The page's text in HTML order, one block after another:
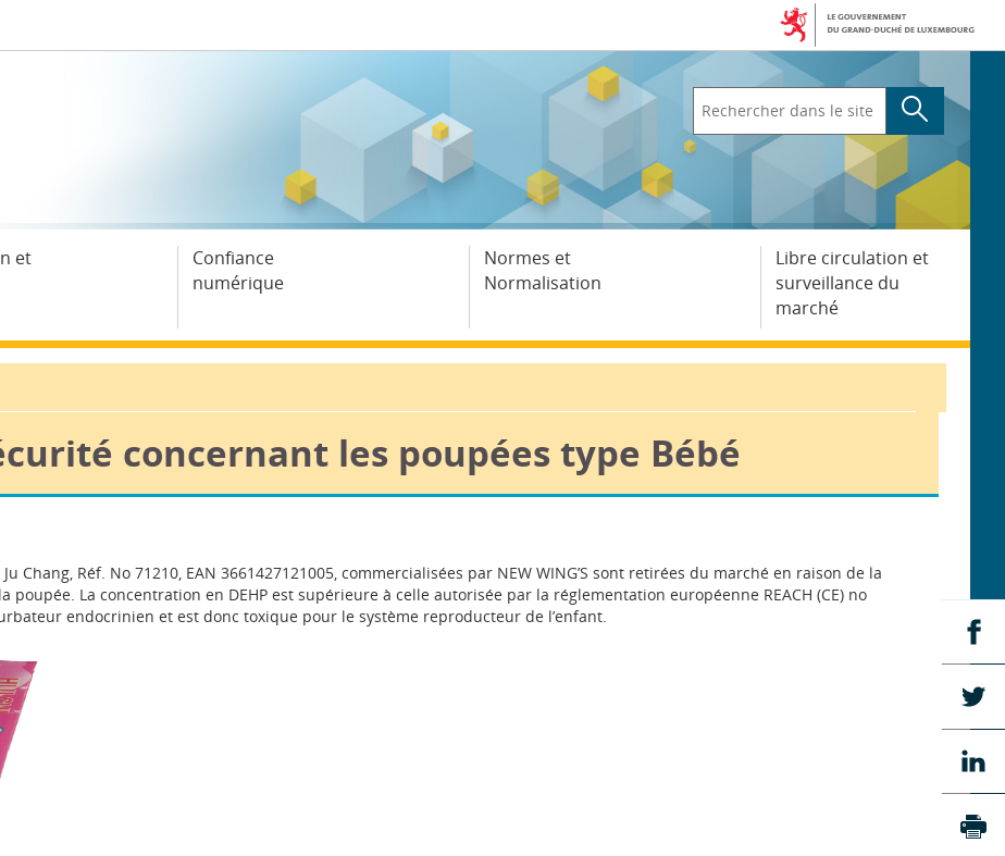
dans
le
et
Confiance
numérique
Normes et
Normalisation
Libre circulation et
surveillance du
marché
concernant les poupées type Bébé
Chang, Réf. No 71210, EAN 3661427121005, commercialisées par NEW WING’S sont retirées du marché en raison de la
poupée. La concentration en DEHP est supérieure à celle autorisée par la réglementation européenne REACH (CE) no
endocrinien et est donc toxique pour le système reproducteur de l’enfant.